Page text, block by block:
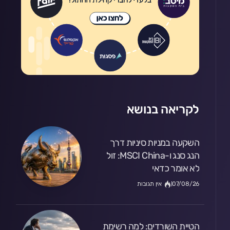
לקריאה בנושא
השקעה במניות סיניות דרך
הנג סנג ו-MSCI China: זול
לא אומר כדאי
07/08/26 אין תגובות
הטיית השורדים: למה רשימת